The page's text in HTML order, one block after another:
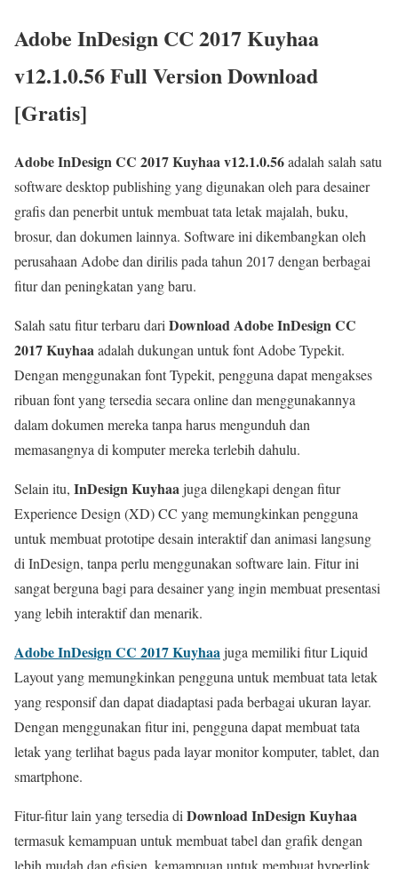
Adobe InDesign CC 2017 Kuyhaa
v12.1.0.56 Full Version Download
[Gratis]
Adobe InDesign CC 2017 Kuyhaa v12.1.0.56adalah salah satu
software desktop publishing yang digunakan oleh para desainer
grafis dan penerbit untuk membuat tata letak majalah, buku,
brosur, dan dokumen lainnya. Software ini dikembangkan oleh
perusahaan Adobe dan dirilis pada tahun 2017 dengan berbagai
fitur dan peningkatan yang baru.
Salah satu fitur terbaru dariDownload Adobe InDesign CC
2017 Kuyhaaadalah dukungan untuk font Adobe Typekit.
Dengan menggunakan font Typekit, pengguna dapat mengakses
ribuan font yang tersedia secara online dan menggunakannya
dalam dokumen mereka tanpa harus mengunduh dan
memasangnya di komputer mereka terlebih dahulu.
Selain itu, InDesign Kuyhaajuga dilengkapi dengan fitur
Experience Design (XD) CC yang memungkinkan pengguna
untuk membuat prototipe desain interaktif dan animasi langsung
di InDesign, tanpa perlu menggunakan software lain. Fitur ini
sangat berguna bagi para desainer yang ingin membuat presentasi
yang lebih interaktif dan menarik.
Adobe InDesign CC 2017 Kuyhaajuga memiliki fitur Liquid
Layout yang memungkinkan pengguna untuk membuat tata letak
yang responsif dan dapat diadaptasi pada berbagai ukuran layar.
Dengan menggunakan fitur ini, pengguna dapat membuat tata
letak yang terlihat bagus pada layar monitor komputer, tablet, dan
smartphone.
Fitur-fitur lain yang tersedia diDownload InDesign Kuyhaa
termasuk kemampuan untuk membuat tabel dan grafik dengan
lebih mudah dan efisien, kemampuan untuk membuat hyperlink